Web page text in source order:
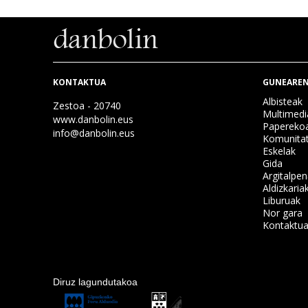
KONTAKTUA
Zestoa - 20740
www.danbolin.eus
info@danbolin.eus
Albisteak
Eskelak
Gida
Liburuak
Nor gara
Kontaktua
Diruz lagundutakoa